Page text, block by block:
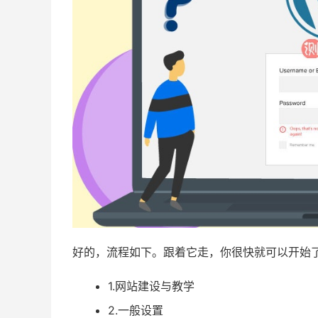
好的，流程如下。跟着它走，你很快就可以开始
1.网站建设与教学
2.一般设置